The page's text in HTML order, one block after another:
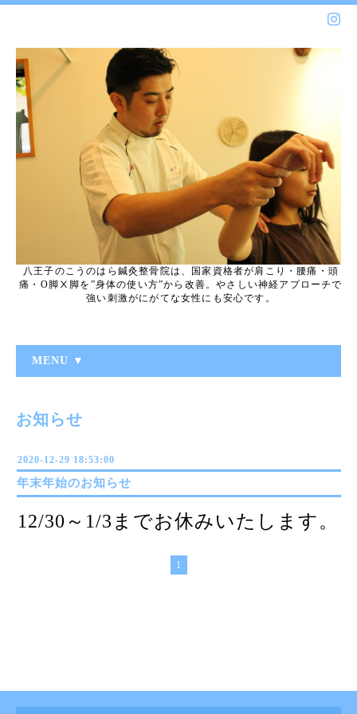
八王子のこうのはら鍼灸整骨院は、国家資格者が肩こり・腰痛・頭
痛・O脚Ⅹ脚を”身体の使い方”から改善。やさしい神経アプローチで
強い刺激がにがてな女性にも安心です。
MENU ▼
お知らせ
2020-12-29 18:53:00
年末年始のお知らせ
12/30～1/3までお休みいたします。
1